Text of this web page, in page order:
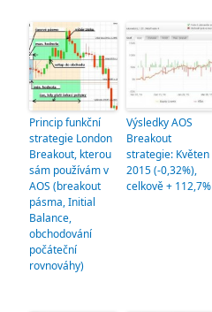
Princip funkční
strategie London
Breakout, kterou
sám používám v
AOS (breakout
pásma, Initial
Balance,
obchodování
počáteční
rovnováhy)
Výsledky AOS
Breakout
strategie: Květen
2015 (-0,32%),
celkově + 112,7%